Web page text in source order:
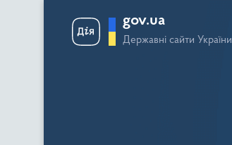
gov.ua
Державні сайти України